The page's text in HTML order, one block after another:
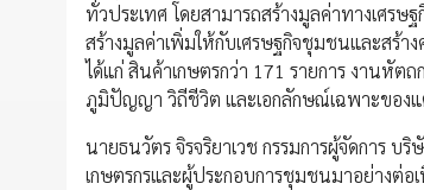
ทั่วประเทศ โดยสามารถสร้างมูลค่าทางเศ
สร้างมูลค่าเพิ่มให้กับเศรษฐกิจชุมชนและสร้
ได้แก่ สินค้าเกษตรกว่า 171 รายการ งานหั
ภูมิปัญญา วิถีชีวิต และเอกลักษณ์เฉพาะของ
นายธนวัตร จิรจริยาเวช กรรมการผู้จัดการ
เกษตรกรและผู้ประกอบการชุมชนมาอย่างต่